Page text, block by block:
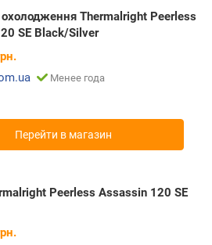
охолодження Thermalright Peerless
SE Black/Silver
Менее года
Перейти в магазин
Peerless Assassin 120 SE